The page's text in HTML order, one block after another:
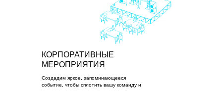
КОРПОРАТИВНЫЕ
МЕРОПРИЯТИЯ
Создадим яркое, запоминающееся
событие, чтобы сплотить вашу команду и